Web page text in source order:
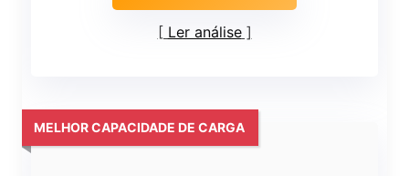
Ler análise
MELHOR CAPACIDADE DE CARGA